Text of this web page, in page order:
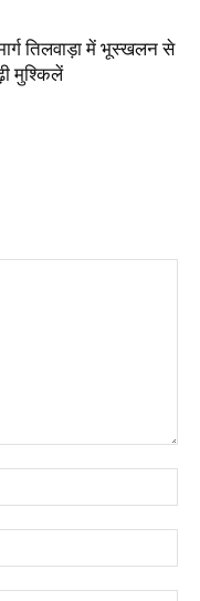
तिलवाड़ा में भूस्खलन से
मुश्किलें